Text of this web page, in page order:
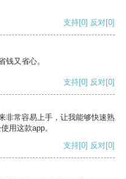
支持[0] 反对[0]
钱又省心。
支持[0] 反对[0]
非常容易上手，让我能够快速熟
用这款app。
支持[0] 反对[0]